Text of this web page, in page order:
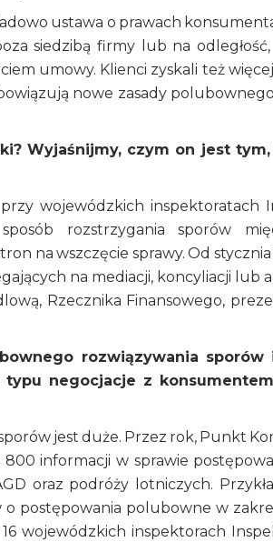
ustawa o prawach
siedzibą firmy lub na odległość,
umowy. Klienci zyskali też
nowe zasady
Wyjaśnijmy, czym on jest
wojewódzkich inspektoratach
rozstrzygania sporów
na wszczęcie sprawy. Od
na mediacji, koncyliacji lub
Rzecznika Finansowego,
rozwiązywania
negocjacje z
jest duże. Przez rok, Punkt
informacji w sprawie
oraz podróży lotniczych.
postępowania polubowne w
wojewódzkich inspektorach